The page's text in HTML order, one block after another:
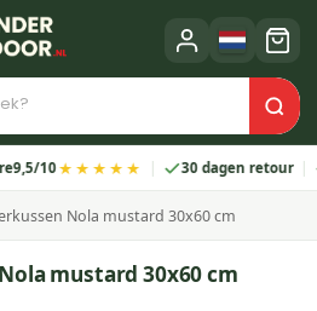
10★★★★★ 30 dagen retour
Nola mustard 30x60 cm
mustard 30x60 cm